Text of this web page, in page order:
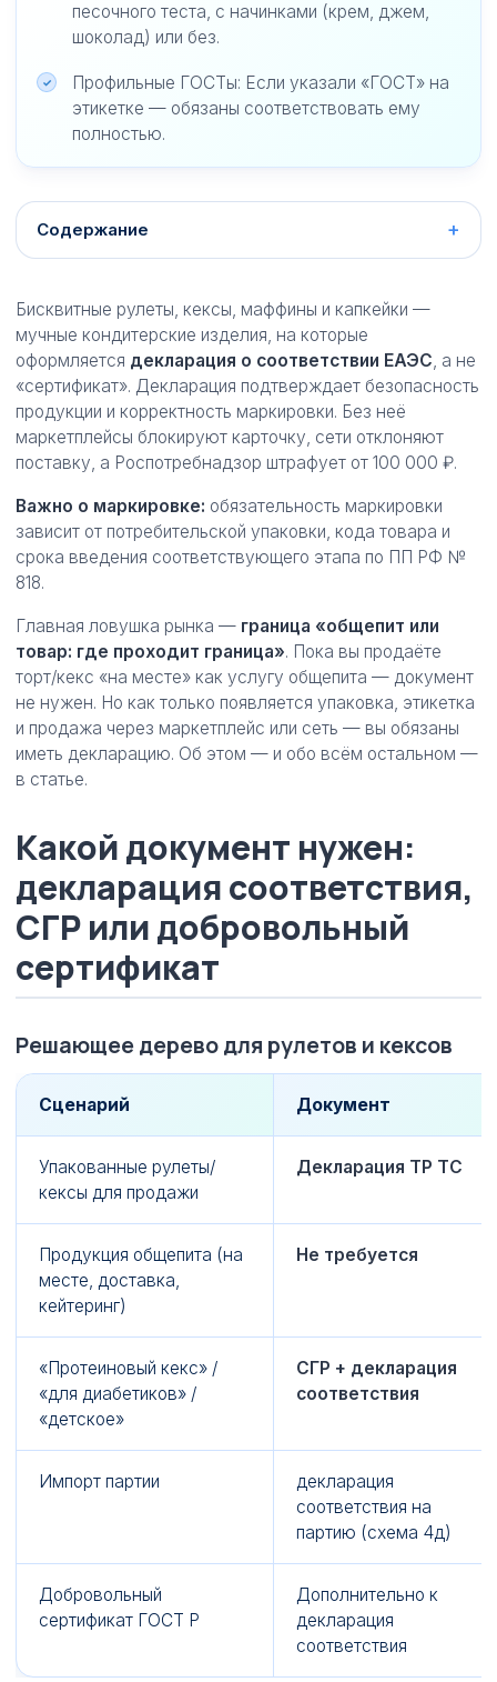
песочного теста, с начинками (крем, джем,
шоколад) или без.
Профильные ГОСТы: Если указали «ГОСТ» на
этикетке — обязаны соответствовать ему
полностью.
Содержание
Бисквитные рулеты, кексы, маффины и капкейки —
мучные кондитерские изделия, на которые
оформляется декларация о соответствии ЕАЭС, а не
«сертификат». Декларация подтверждает безопасность
продукции и корректность маркировки. Без неё
маркетплейсы блокируют карточку, сети отклоняют
поставку, а Роспотребнадзор штрафует от 100 000 ₽.
Важно о маркировке: обязательность маркировки
зависит от потребительской упаковки, кода товара и
срока введения соответствующего этапа по ПП РФ №
818.
Главная ловушка рынка — граница «общепит или
товар: где проходит граница». Пока вы продаёте
торт/кекс «на месте» как услугу общепита — документ
не нужен. Но как только появляется упаковка, этикетка
и продажа через маркетплейс или сеть — вы обязаны
иметь декларацию. Об этом — и обо всём остальном —
в статье.
Какой документ нужен:
декларация соответствия,
СГР или добровольный
сертификат
Решающее дерево для рулетов и кексов
Сценарий Документ
Упакованные рулеты/
кексы для продажи
Декларация ТР ТС
Продукция общепита (на
месте, доставка,
кейтеринг)
Не требуется
«Протеиновый кекс» /
«для диабетиков» /
«детское»
СГР + декларация
соответствия
Импорт партии
декларация
соответствия на
партию (схема 4д)
Добровольный
сертификат ГОСТ Р
Дополнительно к
декларация
соответствия